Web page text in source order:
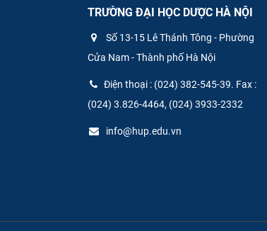
TRƯỜNG ĐẠI HỌC DƯỢC HÀ NỘI
Số 13-15 Lê Thánh Tông - Phường
Cửa Nam - Thành phố Hà Nội
Điện thoại : (024) 382-545-39. Fax :
(024) 3.826-4464, (024) 3933-2332
info@hup.edu.vn